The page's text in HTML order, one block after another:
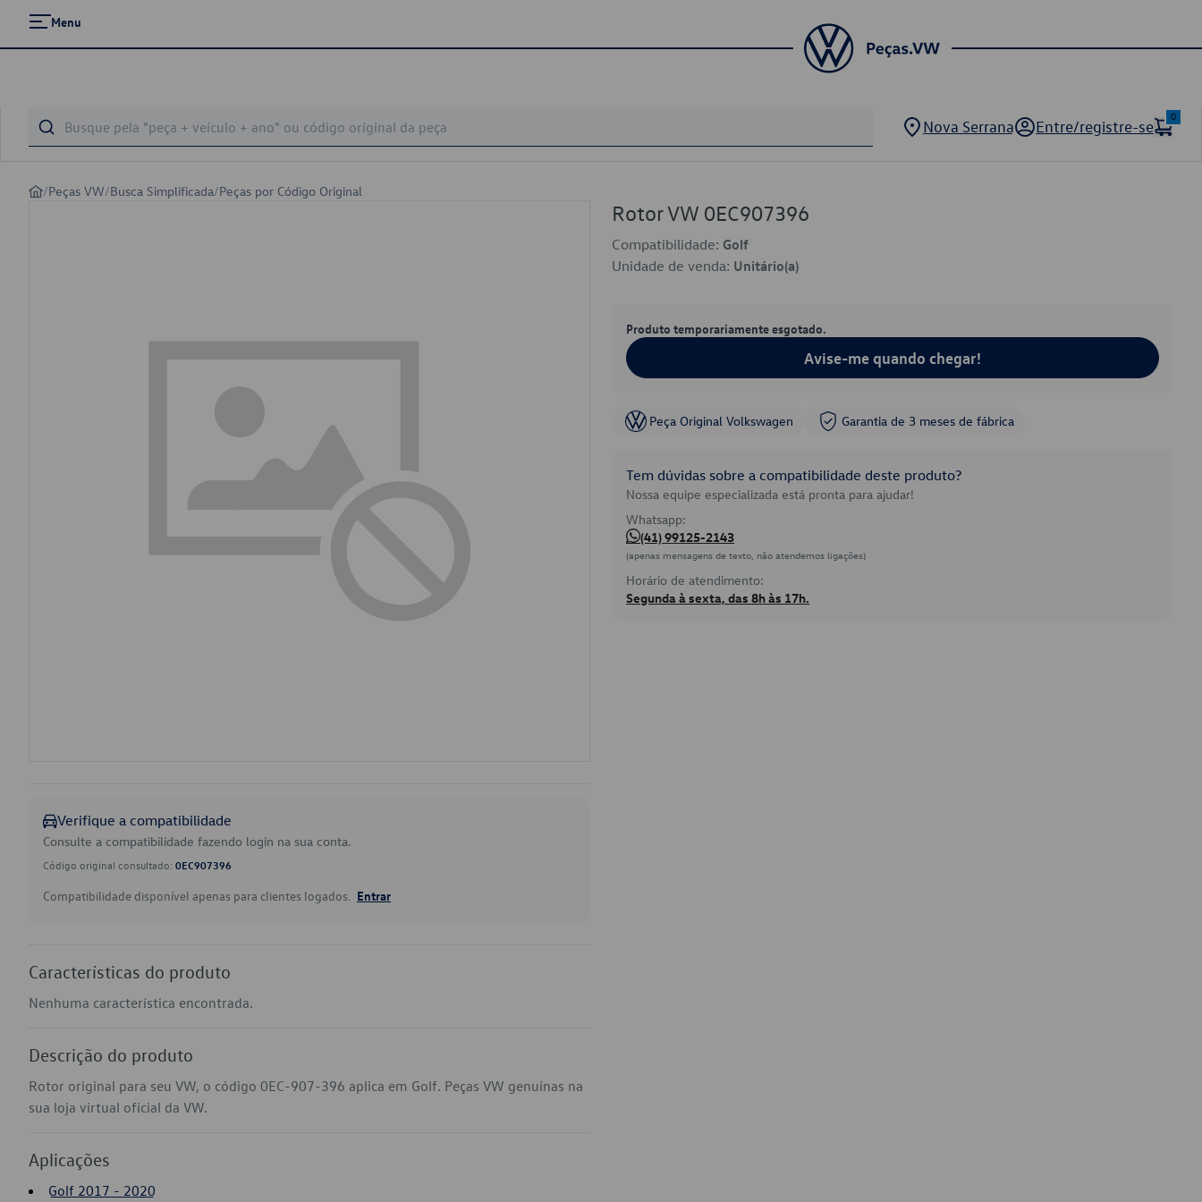
Menu
Nova Serrana Entre/registre-se
0
/Peças VW/Busca Simplificada/Peças por Código Original
Verifique a compatibilidade
Consulte a compatibilidade fazendo login na sua conta.
Código original consultado: 0EC907396
Compatibilidade disponível apenas para clientes logados. Entrar
Características do produto
Nenhuma característica encontrada.
Descrição do produto
Rotor original para seu VW, o código 0EC-907-396 aplica em Golf. Peças VW genuínas na
sua loja virtual oficial da VW.
Aplicações
Golf 2017 - 2020
Rotor VW 0EC907396
Compatibilidade: Golf
Unidade de venda: Unitário(a)
Produto temporariamente esgotado.
Avise-me quando chegar!
Peça Original Volkswagen Garantia de 3 meses de fábrica
Tem dúvidas sobre a compatibilidade deste produto?
Nossa equipe especializada está pronta para ajudar!
Whatsapp:
(41) 99125-2143
(apenas mensagens de texto, não atendemos ligações)
Horário de atendimento:
Segunda à sexta, das 8h às 17h.